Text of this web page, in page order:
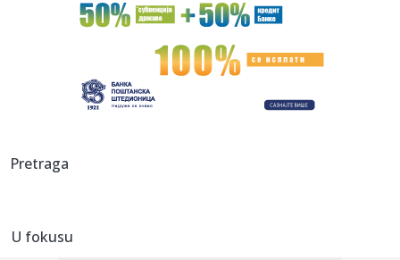
18:43:Zelenski dolazi u Srbiju: Predsednik Vučić ugostiće
predsednik...
Lokalizovan požar na području nekadašnje Zorke u
18:39:Vučić o dolasku Zelenskog: "Srbija je ustanovila svoju
18:33:
Pretraga
U fokusu